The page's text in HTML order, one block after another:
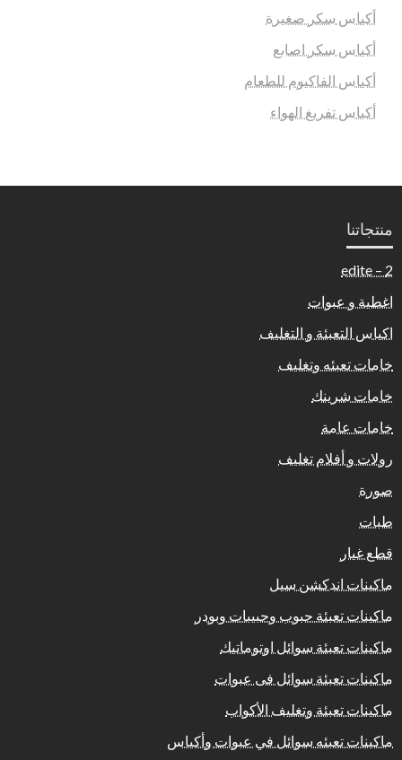
أكياس سكر صغيرة
أكياس سكر اصابع
أكياس الفاكيوم للطعام
أكياس تفريغ الهواء
منتجاتنا
2 – edite
اغطية و عبوات
اكياس التعبئة و التغليف
خامات تعبئه وتغليف
خامات شرينك
خامات عامة
رولات و أفلام تغليف
صورة
طبات
قطع غيار
ماكينات اندكشن سيل
ماكينات تعبئة حبوب وحبيبات وبودر
ماكينات تعبئة سوائل اوتوماتيك
ماكينات تعبئة سوائل فى عبوات
ماكينات تعبئة وتغليف الأكواب
ماكينات تعبئه سوائل في عبوات وأكياس